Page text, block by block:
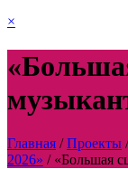
×
Главная /Проекты
2026» / «Большая